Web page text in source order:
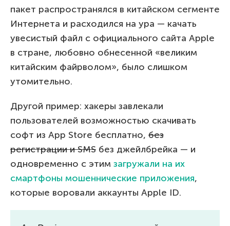
пакет распространялся в китайском сегменте
Интернета и расходился на ура — качать
увесистый файл с официального сайта Apple
в стране, любовно обнесенной «великим
китайским файрволом», было слишком
утомительно.
Другой пример: хакеры завлекали
пользователей возможностью скачивать
софт из App Store бесплатно, без
регистрации и SMS без джейлбрейка — и
одновременно с этим загружали на их
смартфоны мошеннические приложения,
которые воровали аккаунты Apple ID.